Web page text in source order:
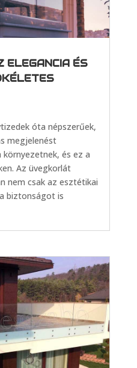
ELEGANCIA ÉS
óta népszerűek,
megjelenést
és ez a
Az üvegkorlát
nem csak az esztétikai
biztonságot is